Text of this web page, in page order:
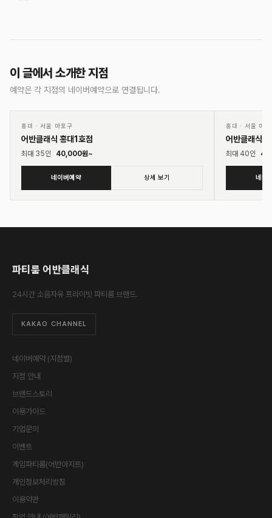
이 글에서 소개한 지점
예약은 각 지점의 네이버예약으로 연결됩니다.
01
홍대 · 서울 마포구
어반클래식 홍대1호점
최대 35인 40,000원~
네이버예약 상세 보기
02
홍대 · 서울 마
어반클래식
최대 40인
네이
파티룸 어반클래식
24시간 소음자유 프라이빗 파티룸 브랜드.
KAKAO CHANNEL
네이버예약 (지점별)
지점 안내
브랜드스토리
이용가이드
기업문의
이벤트
게임파티룸(어반아지트)
개인정보처리방침
이용약관